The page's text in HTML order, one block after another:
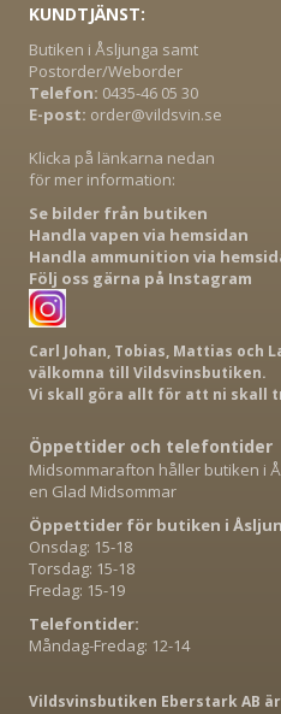
KUNDTJÄNST:
Butiken i Åsljunga samt
Postorder/Weborder
Telefon: 0435-46 05 30
E-post: order@vildsvin.se
Klicka på länkarna nedan
för mer information:
Se bilder från butiken
Handla vapen via hemsidan
Handla ammunition via
Följ oss gärna på Instagram
Carl Johan, Tobias, Mattias och
välkomna till Vildsvinsbutiken.
Vi skall göra allt för att ni skall
Öppettider och telefontider
Midsommarafton håller butiken i
en Glad Midsommar
Öppettider för butiken i
Onsdag: 15-18
Torsdag: 15-18
Fredag: 15-19
Telefontider:
Måndag-Fredag: 12-14
Vildsvinsbutiken Eberstark AB